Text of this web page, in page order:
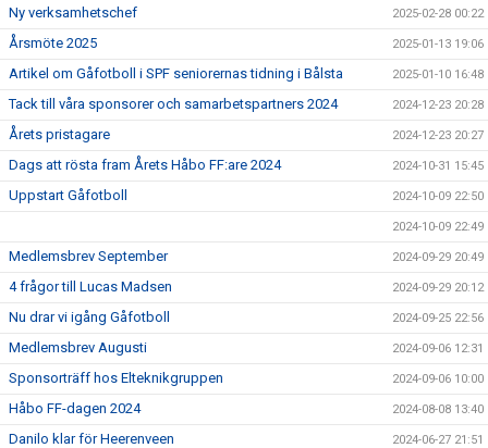
Ny verksamhetschef 2025-02-28 00:22
Årsmöte 2025 2025-01-13 19:06
Artikel om Gåfotboll i SPF seniorernas tidning i Bålsta 2025-01-10 16:48
Tack till våra sponsorer och samarbetspartners 2024 2024-12-23 20:28
Årets pristagare 2024-12-23 20:27
Dags att rösta fram Årets Håbo FF:are 2024 2024-10-31 15:45
Uppstart Gåfotboll 2024-10-09 22:50
2024-10-09 22:49
Medlemsbrev September 2024-09-29 20:49
4 frågor till Lucas Madsen 2024-09-29 20:12
Nu drar vi igång Gåfotboll 2024-09-25 22:56
Medlemsbrev Augusti 2024-09-06 12:31
Sponsorträff hos Elteknikgruppen 2024-09-06 10:00
Håbo FF-dagen 2024 2024-08-08 13:40
Danilo klar för Heerenveen 2024-06-27 21:51